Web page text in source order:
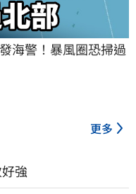
海警！暴風圈恐掃過
更多
強